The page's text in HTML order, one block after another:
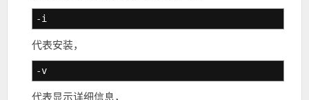
-i
代表安装，
-v
代表显示详细信息，